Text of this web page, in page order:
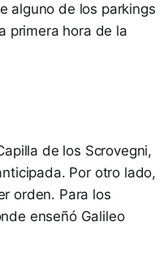
alguno de los parkings
primera hora de la
de los Scrovegni,
Por otro lado,
orden. Para los
enseñó Galileo